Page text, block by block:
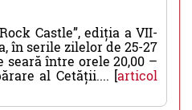
Castle”, ediția a VII-
în serile zilelor de 25-27
seară între orele 20,00 –
al Cetății.... [articol